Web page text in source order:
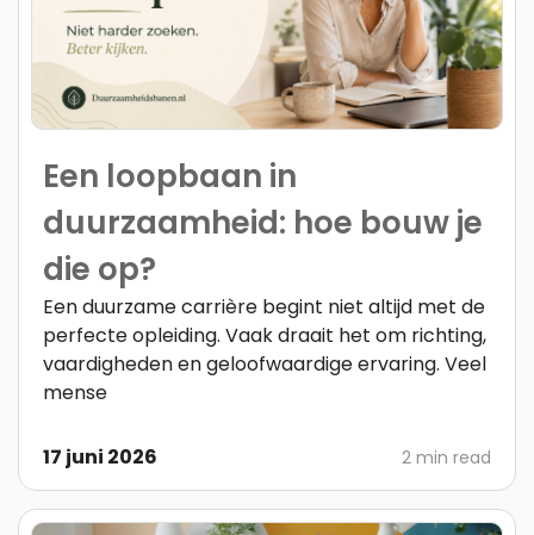
Een loopbaan in
duurzaamheid: hoe bouw je
die op?
Een duurzame carrière begint niet altijd met de
perfecte opleiding. Vaak draait het om richting,
vaardigheden en geloofwaardige ervaring. Veel
mense
17 juni 2026 2 min read